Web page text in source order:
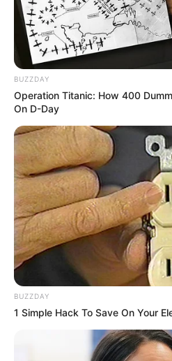
BUZZDAY
Operation Titanic: How 400
On D-Day
BUZZDAY
1 Simple Hack To Save On Your